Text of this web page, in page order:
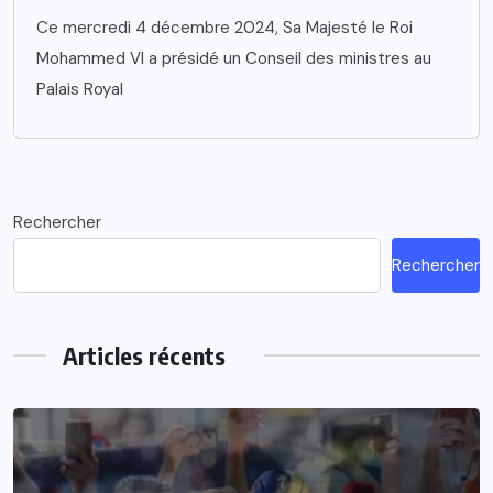
Ce mercredi 4 décembre 2024, Sa Majesté le Roi
Mohammed VI a présidé un Conseil des ministres au
Palais Royal
Rechercher
Rechercher
Articles récents